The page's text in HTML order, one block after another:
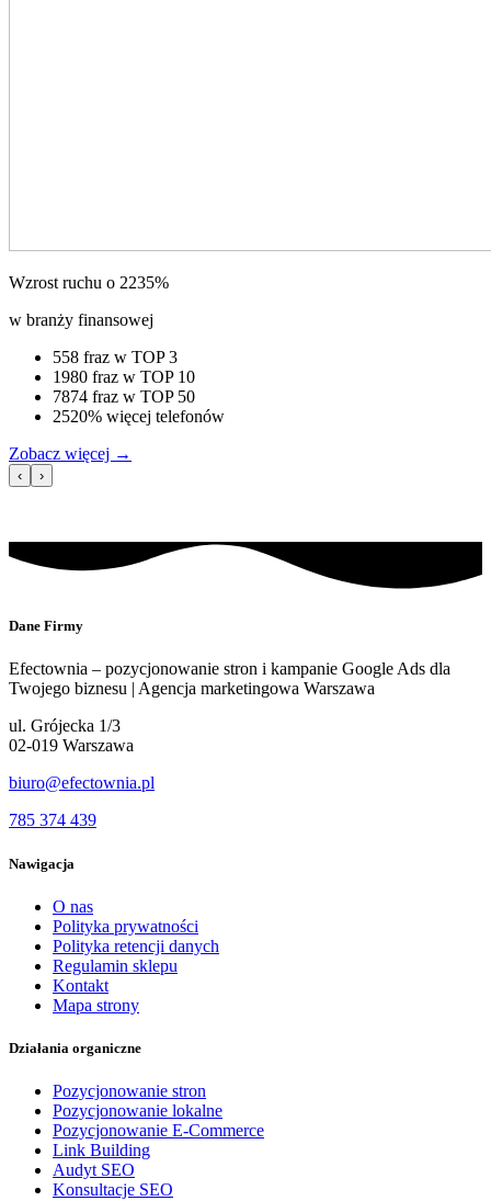
Wzrost ruchu o 2235%
w branży finansowej
558 fraz w TOP 3
1980 fraz w TOP 10
7874 fraz w TOP 50
2520% więcej telefonów
Zobacz więcej →
‹ ›
Dane Firmy
Efectownia – pozycjonowanie stron i kampanie Google Ads dla
Twojego biznesu | Agencja marketingowa Warszawa
ul. Grójecka 1/3
02-019 Warszawa
biuro@efectownia.pl
785 374 439
Nawigacja
O nas
Polityka prywatności
Polityka retencji danych
Regulamin sklepu
Kontakt
Mapa strony
Działania organiczne
Pozycjonowanie stron
Pozycjonowanie lokalne
Pozycjonowanie E-Commerce
Link Building
Audyt SEO
Konsultacje SEO